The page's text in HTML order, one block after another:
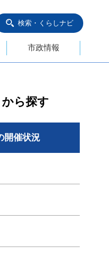
検索・くらしナビ
市政情報
ら探す
開催状況